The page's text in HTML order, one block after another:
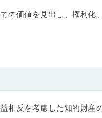
の価値を見出し、権利化
相反を考慮した知的財産